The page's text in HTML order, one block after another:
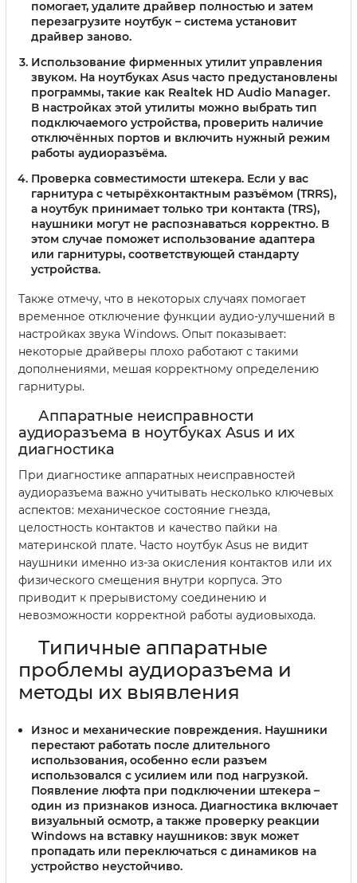
помогает, удалите драйвер полностью и затем
перезагрузите ноутбук – система установит
драйвер заново.
Использование фирменных утилит управления
звуком. На ноутбуках Asus часто предустановлены
программы, такие как Realtek HD Audio Manager.
В настройках этой утилиты можно выбрать тип
подключаемого устройства, проверить наличие
отключённых портов и включить нужный режим
работы аудиоразъёма.
Проверка совместимости штекера. Если у вас
гарнитура с четырёхконтактным разъёмом (TRRS),
а ноутбук принимает только три контакта (TRS),
наушники могут не распознаваться корректно. В
этом случае поможет использование адаптера
или гарнитуры, соответствующей стандарту
устройства.
Также отмечу, что в некоторых случаях помогает
временное отключение функции аудио-улучшений в
настройках звука Windows. Опыт показывает:
некоторые драйверы плохо работают с такими
дополнениями, мешая корректному определению
гарнитуры.
Аппаратные неисправности
аудиоразъема в ноутбуках Asus и их
диагностика
При диагностике аппаратных неисправностей
аудиоразъема важно учитывать несколько ключевых
аспектов: механическое состояние гнезда,
целостность контактов и качество пайки на
материнской плате. Часто ноутбук Asus не видит
наушники именно из-за окисления контактов или их
физического смещения внутри корпуса. Это
приводит к прерывистому соединению и
невозможности корректной работы аудиовыхода.
Типичные аппаратные
проблемы аудиоразъема и
методы их выявления
Износ и механические повреждения. Наушники
перестают работать после длительного
использования, особенно если разъем
использовался с усилием или под нагрузкой.
Появление люфта при подключении штекера –
один из признаков износа. Диагностика включает
визуальный осмотр, а также проверку реакции
Windows на вставку наушников: звук может
пропадать или переключаться с динамиков на
устройство неустойчиво.